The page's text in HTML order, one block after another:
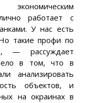
работает с
У нас есть
такие профи по
— рассуждает
в том, что в
анализировать
объектов, и
на окраинах в